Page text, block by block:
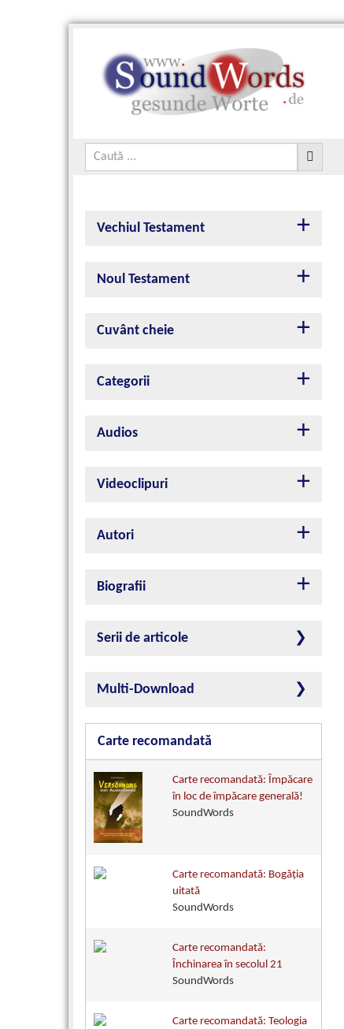
Vechiul Testament
Noul Testament
Cuvânt cheie
Categorii
Audios
Videoclipuri
Autori
Biografii
Serii de articole
Multi-Download
Carte recomandată
Carte recomandată: Împăcare
în loc de împăcare generală!
SoundWords
Carte recomandată: Bogăţia
uitată
SoundWords
Carte recomandată:
Închinarea în secolul 21
SoundWords
Carte recomandată: Teologia